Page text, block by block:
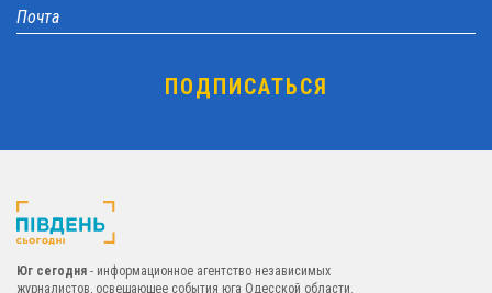
Юг сегодня - информационное агентство независимых
журналистов, освещающее события юга Одесской области.